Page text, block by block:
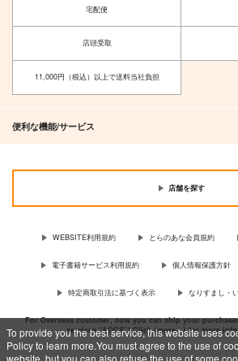
To provide you the best service, this website uses
Policy to learn more.You must agree to the use of
website, but you can also refuse the use of some
円 （税込）
宅配便
店頭受取
11,000円（税込）以上で送料当社負担
便利な機能/サービス
店舗を探す
WEBSITE利用規約 とらのあな会員規約
電子書籍サービス利用規約 個人情報保護方針
特定商取引法に基づく表示 なりすまし・
For Overseas customer, now you can ship your
services “AOCS”! Click {more…} for more